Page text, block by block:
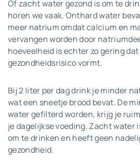
Of zacht water gezond is om te
horen we vaak. Onthard water
meer natrium omdat calcium en
vervangen worden door
hoeveelheid is echter zo gering
gezondheidsrisico vormt.
Bij 2 liter per dag drink je minder
wat een sneetje brood bevat. De
water gefilterd worden, krijg je
je dagelijkse voeding. Zacht water
om te drinken en heeft geen
gezondheid.